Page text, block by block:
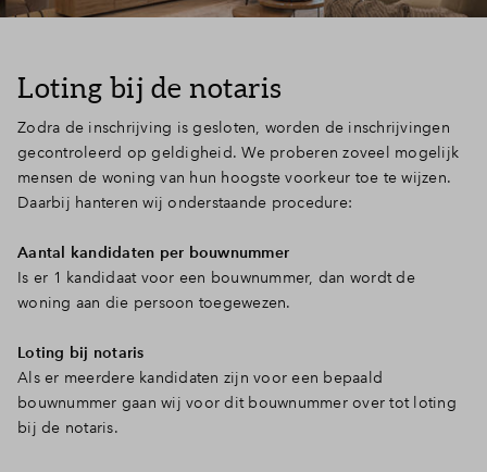
Loting bij de notaris
Zodra de inschrijving is gesloten, worden de inschrijvingen
gecontroleerd op geldigheid. We proberen zoveel mogelijk
mensen de woning van hun hoogste voorkeur toe te wijzen.
Daarbij hanteren wij onderstaande procedure:
Aantal kandidaten per bouwnummer
Is er 1 kandidaat voor een bouwnummer, dan wordt de
woning aan die persoon toegewezen.
Loting bij notaris
Als er meerdere kandidaten zijn voor een bepaald
bouwnummer gaan wij voor dit bouwnummer over tot loting
bij de notaris.